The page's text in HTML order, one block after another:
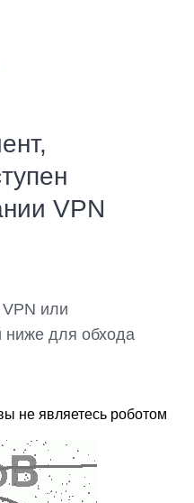
VPN
или
ниже для обхода
не являетесь роботом